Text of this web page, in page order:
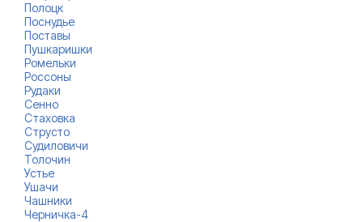
Полоцк
Поснудье
Поставы
Пушкаришки
Ромельки
Россоны
Рудаки
Сенно
Стаховка
Струсто
Судиловичи
Толочин
Устье
Ушачи
Чашники
Черничка-4